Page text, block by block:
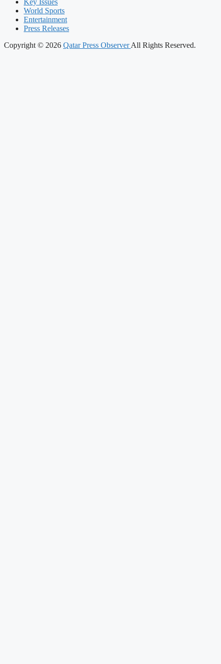
Key Issues
World Sports
Entertainment
Press Releases
Copyright © 2026 Qatar Press ObserverAll Rights Reserved.